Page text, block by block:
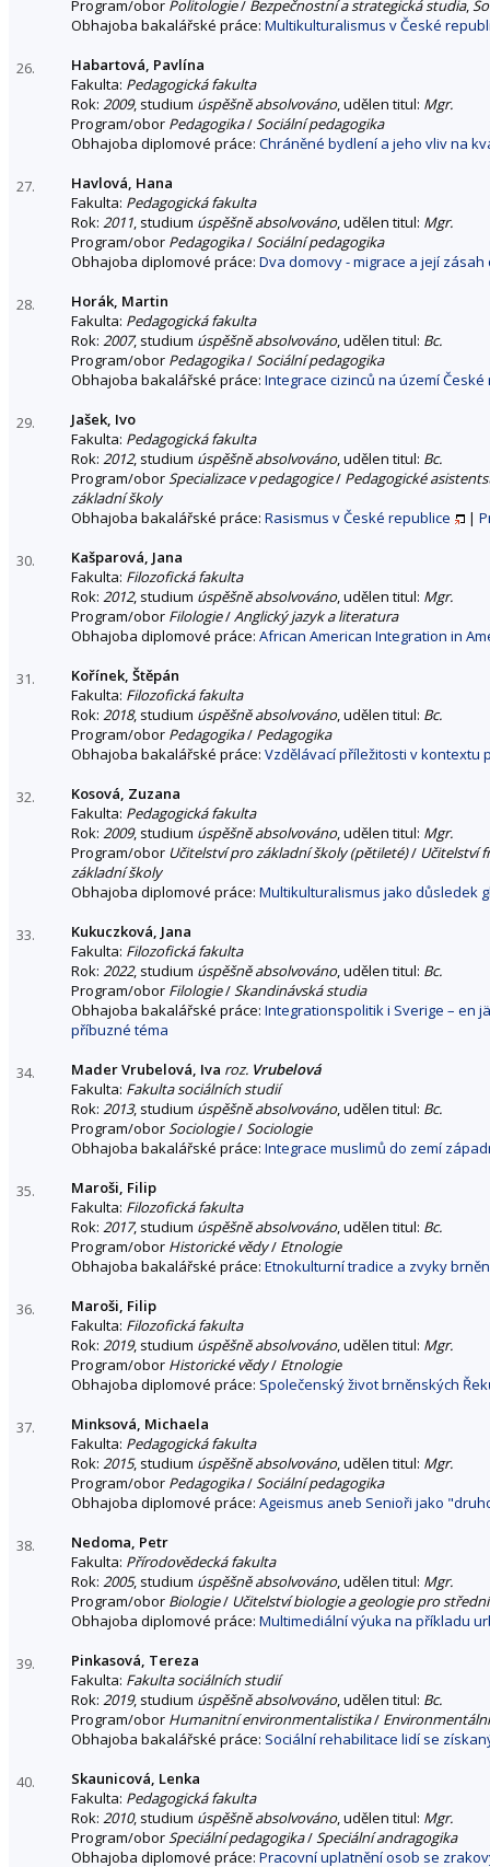
Program/obor Politologie/ Bezpečnostní a strategická studia,
Obhajoba bakalářské práce: Multikulturalismus v České
26.
Habartová, Pavlína
Fakulta: Pedagogická fakulta
Rok: 2009, studium úspěšně absolvováno, udělen titul: Mgr.
Program/obor Pedagogika/Sociální pedagogika
Obhajoba diplomové práce: Chráněné bydlení a jeho vliv na
27.
Havlová, Hana
Fakulta: Pedagogická fakulta
Rok: 2011, studium úspěšně absolvováno, udělen titul: Mgr.
Program/obor Pedagogika/Sociální pedagogika
Obhajoba diplomové práce: Dva domovy - migrace a její
28.
Horák, Martin
Fakulta: Pedagogická fakulta
Rok: 2007, studium úspěšně absolvováno, udělen titul: Bc.
Program/obor Pedagogika/Sociální pedagogika
Obhajoba bakalářské práce: Integrace cizinců na území
29.
Jašek, Ivo
Fakulta: Pedagogická fakulta
Rok: 2012, studium úspěšně absolvováno, udělen titul: Bc.
Program/oborSpecializace v pedagogice/ Pedagogické
základní školy
Obhajoba bakalářské práce: Rasismus v České republice |
30.
Kašparová, Jana
Fakulta: Filozofická fakulta
Rok: 2012, studium úspěšně absolvováno, udělen titul: Mgr.
Program/obor Filologie/Anglický jazyk a literatura
Obhajoba diplomové práce: African American Integration in
31.
Kořínek, Štěpán
Fakulta: Filozofická fakulta
Rok: 2018, studium úspěšně absolvováno, udělen titul: Bc.
Program/obor Pedagogika/ Pedagogika
Obhajoba bakalářské práce: Vzdělávací příležitosti v kontextu
32.
Kosová, Zuzana
Fakulta: Pedagogická fakulta
Rok: 2009, studium úspěšně absolvováno, udělen titul: Mgr.
Program/obor Učitelství pro základní školy (pětileté)/ Učitelství
základní školy
Obhajoba diplomové práce: Multikulturalismus jako důsledek
33.
Kukuczková, Jana
Fakulta: Filozofická fakulta
Rok: 2022, studium úspěšně absolvováno, udělen titul: Bc.
Program/obor Filologie/Skandinávská studia
Obhajoba bakalářské práce: Integrationspolitik i Sverige – en
příbuzné téma
34. Mader Vrubelová, Iva roz. Vrubelová
Fakulta: Fakulta sociálních studií
Rok: 2013, studium úspěšně absolvováno, udělen titul: Bc.
Program/oborSociologie/Sociologie
Obhajoba bakalářské práce: Integrace muslimů do zemí
35.
Maroši, Filip
Fakulta: Filozofická fakulta
Rok: 2017, studium úspěšně absolvováno, udělen titul: Bc.
Program/obor Historické vědy/ Etnologie
Obhajoba bakalářské práce: Etnokulturní tradice a zvyky
36.
Maroši, Filip
Fakulta: Filozofická fakulta
Rok: 2019, studium úspěšně absolvováno, udělen titul: Mgr.
Program/obor Historické vědy/ Etnologie
Obhajoba diplomové práce: Společenský život brněnských
37.
Minksová, Michaela
Fakulta: Pedagogická fakulta
Rok: 2015, studium úspěšně absolvováno, udělen titul: Mgr.
Program/obor Pedagogika/Sociální pedagogika
Obhajoba diplomové práce: Ageismus aneb Senioři jako
38.
Nedoma, Petr
Fakulta: Přírodovědecká fakulta
Rok: 2005, studium úspěšně absolvováno, udělen titul: Mgr.
Program/obor Biologie/ Učitelství biologie a geologie pro
Obhajoba diplomové práce: Multimediální výuka na příkladu
39.
Pinkasová, Tereza
Fakulta: Fakulta sociálních studií
Rok: 2019, studium úspěšně absolvováno, udělen titul: Bc.
Program/obor Humanitní environmentalistika/
Obhajoba bakalářské práce: Sociální rehabilitace lidí se
40.
Skaunicová, Lenka
Fakulta: Pedagogická fakulta
Rok: 2010, studium úspěšně absolvováno, udělen titul: Mgr.
Program/oborSpeciální pedagogika/Speciální andragogika
Obhajoba diplomové práce: Pracovní uplatnění osob se